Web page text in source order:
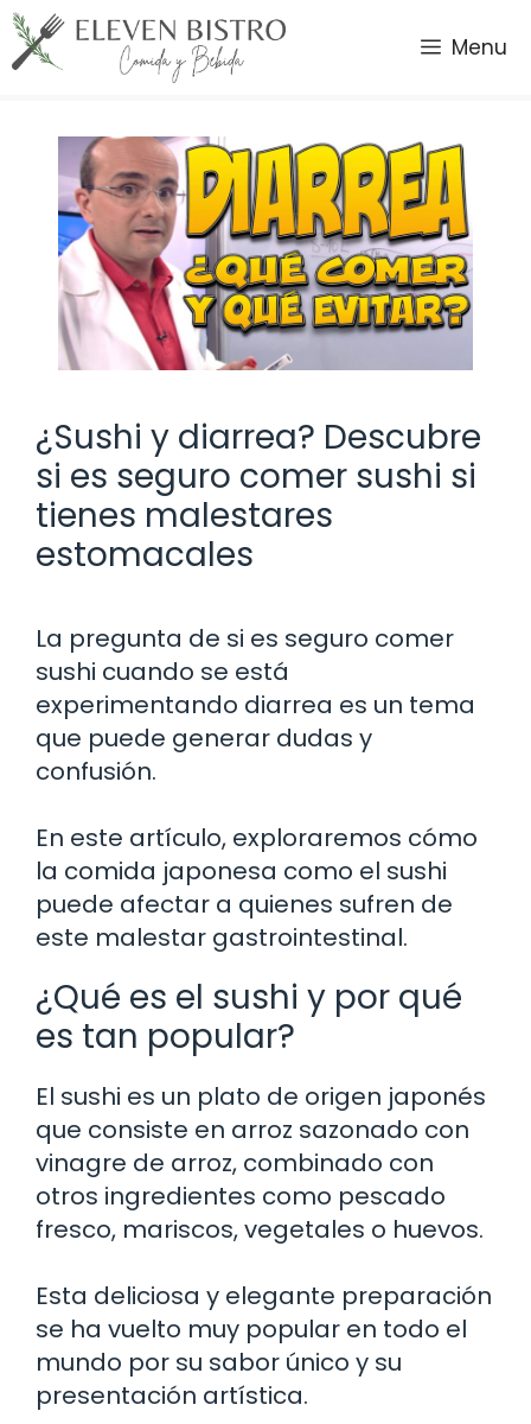
Saltar
al
contenido
Menu
¿Sushi y diarrea? Descubre
si es seguro comer sushi si
tienes malestares
estomacales
La pregunta de si es seguro comer
sushi cuando se está
experimentando diarrea es un tema
que puede generar dudas y
confusión.
En este artículo, exploraremos cómo
la comida japonesa como el sushi
puede afectar a quienes sufren de
este malestar gastrointestinal.
¿Qué es el sushi y por qué
es tan popular?
El sushi es un plato de origen japonés
que consiste en arroz sazonado con
vinagre de arroz, combinado con
otros ingredientes como pescado
fresco, mariscos, vegetales o huevos.
Esta deliciosa y elegante preparación
se ha vuelto muy popular en todo el
mundo por su sabor único y su
presentación artística.